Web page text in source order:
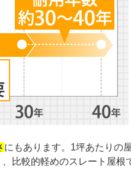
にもあります。1坪あたりの
比較的軽めのスレート屋根